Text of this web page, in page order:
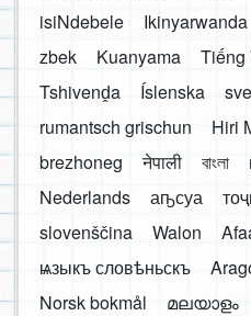
isiNdebele
Ikinyarwanda
zbek
Kuanyama Tiếng
Tshivenḓa
Íslenska
rumantsch grischun
Hiri
brezhoneg
नेपाली বাংলা
Nederlands
аҧсуа
slovenščina
Walon
ѩзыкъ словѣньскъ
Norsk bokmål
മലയാളം